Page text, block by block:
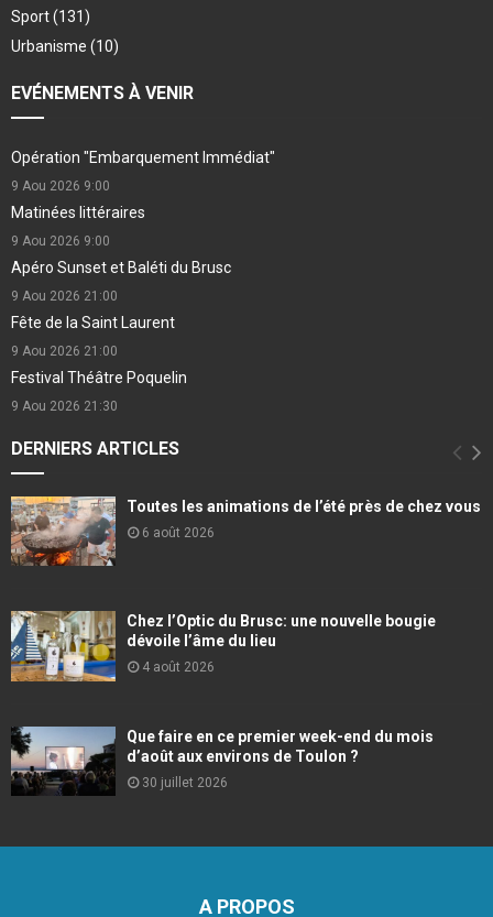
Sport(131)
Urbanisme (10)
EVÉNEMENTS À VENIR
Opération "Embarquement Immédiat"
9 Aou 2026 9:00
Matinées littéraires
9 Aou 2026 9:00
Apéro Sunset et Baléti du Brusc
9 Aou 2026 21:00
Fête de la Saint Laurent
9 Aou 2026 21:00
Festival Théâtre Poquelin
9 Aou 2026 21:30
DERNIERS ARTICLES
Toutes les animations de l’été près de chez vous
6 août 2026
Chez l’Optic du Brusc: une nouvelle bougie
dévoile l’âme du lieu
4 août 2026
Que faire en ce premier week-end du mois
d’août aux environs de Toulon ?
30 juillet 2026
A PROPOS